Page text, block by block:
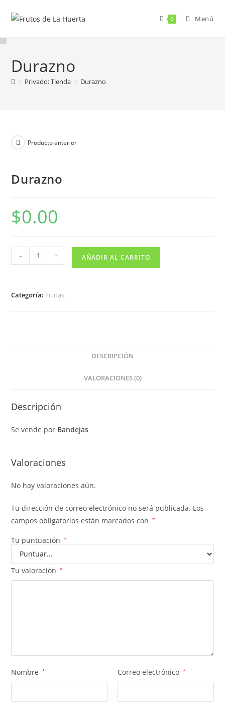
0 Menú
Durazno
> Privado: Tienda > Durazno
Producto anterior
Durazno
$0.00
- + AÑADIR AL CARRITO
Categoría: Frutas
DESCRIPCIÓN
VALORACIONES (0)
Descripción
Se vende por Bandejas
Valoraciones
No hay valoraciones aún.
Tu dirección de correo electrónico no será publicada. Los
campos obligatorios están marcados con
*
Tu puntuación *
Tu valoración *
Nombre * Correo electrónico *